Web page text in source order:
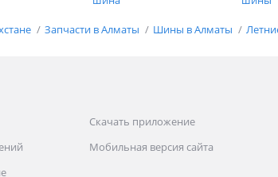
Запчасти в Алматы Шины в Алматы
Скачать приложение
Мобильная версия сайта